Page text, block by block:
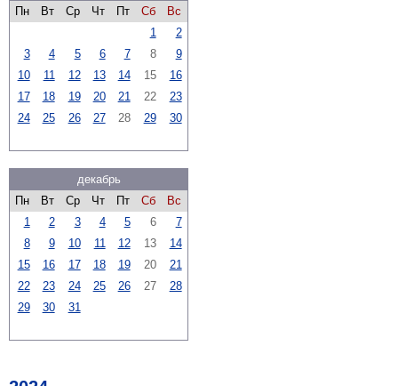
Пн
Вт Ср Чт Пт Сб
Вс
1
2
3
4 5 6 7 8
9
10
11 12 13 14 15
16
17
18 19 20 21 22
23
24
25 26 27 28 29 30
декабрь
Пн
Вт Ср Чт Пт Сб
Вс
1
2 3 4 5 6
7
8
9 10 11 12 13
14
15
16 17 18 19 20
21
22
23 24 25 26 27
28
29
30 31